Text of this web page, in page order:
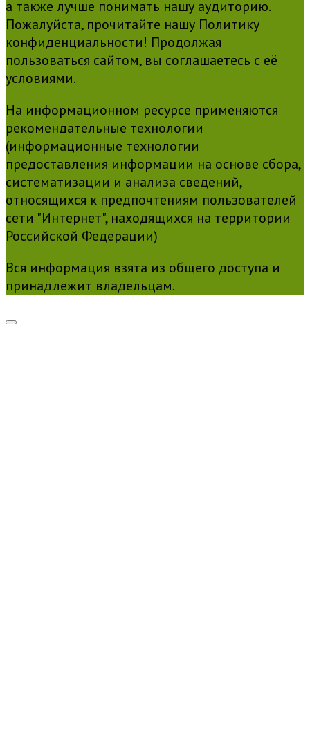
а также лучше понимать нашу аудиторию.
Пожалуйста, прочитайте нашу Политику
конфиденциальности! Продолжая
пользоваться сайтом, вы соглашаетесь с её
условиями.
На информационном ресурсе применяются
рекомендательные технологии
(информационные технологии
предоставления информации на основе сбора,
систематизации и анализа сведений,
относящихся к предпочтениям пользователей
сети "Интернет", находящихся на территории
Российской Федерации)
Вся информация взята из общего доступа и
принадлежит владельцам.